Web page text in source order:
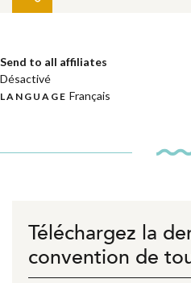
Send to all affiliates
Désactivé
LANGUAGE Français
Téléchargez la
convention de